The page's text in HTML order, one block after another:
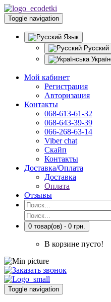
Toggle navigation
Язык
Русский
Мой кабинет
Регистрация
Авторизация
Контакты
068-613-61-32
068-643-39-39
066-268-63-14
Viber chat
Скайп
Контакты
Доставка/Оплата
Доставка
Оплата
Отзывы
0 товар(ов) - 0 грн.
В корзине пусто!
Toggle navigation